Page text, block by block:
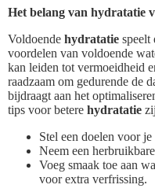
Het belang van hydratatie
Voldoende hydratatie speelt
voordelen van voldoende
kan leiden tot vermoeidheid
raadzaam om gedurende de
bijdraagt aan het
tips voor betere hydratatie
Stel een doelen voor
Neem een
Voeg smaak toe aan
voor extra verfrissing.